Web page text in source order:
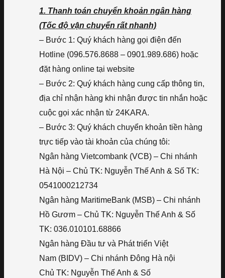
1. Thanh toán chuyển khoản ngân hàng
(Tốc độ vận chuyển rất nhanh)
– Bước 1: Quý khách hàng gọi điện đến
Hotline (096.576.8688 – 0901.989.686) hoặc
đặt hàng online tại website
– Bước 2: Quý khách hàng cung cấp thông tin,
địa chỉ nhận hàng khi nhận được tin nhắn hoặc
cuộc gọi xác nhận từ 24KARA.
– Bước 3: Quý khách chuyển khoản tiền hàng
trực tiếp vào tài khoản của chúng tôi:
Ngân hàng Vietcombank (VCB) – Chi nhánh
Hà Nội – Chủ TK: Nguyễn Thế Anh & Số TK:
0541000212734
Ngân hàng MaritimeBank (MSB) – Chi nhánh
Hồ Gươm – Chủ TK: Nguyễn Thế Anh & Số
TK: 036.010101.68866
Ngân hàng Đầu tư và Phát triển Việt
Nam (BIDV) – Chi nhánh Đông Hà nội
Chủ TK: Nguyễn Thế Anh & Số